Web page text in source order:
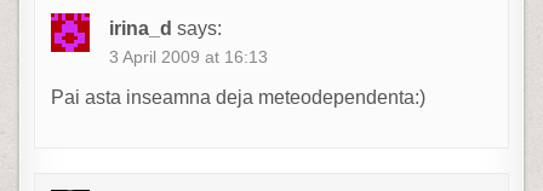
irina_d says:
3 April 2009 at 16:13
Pai asta inseamna deja meteodependenta:)